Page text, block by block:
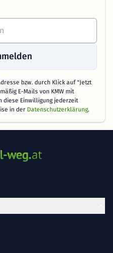
bzw. durch Klick auf "Jetzt
E-Mails von KMW mit
diese Einwilligung jederzeit
in der Datenschutzerklärung.